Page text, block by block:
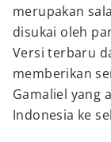
merupakan
disukai oleh
Versi terbaru
memberikan
Gamaliel yang
Indonesia ke